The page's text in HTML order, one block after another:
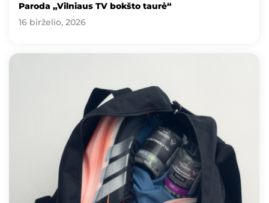
Paroda „Vilniaus TV bokšto taurė“
16 birželio, 2026